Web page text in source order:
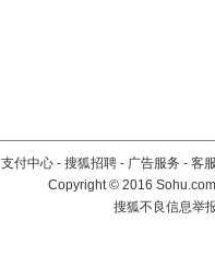
支付中心 - 搜狐招聘 - 广告服务 - 客
Copyright©2016
搜狐不良信息举